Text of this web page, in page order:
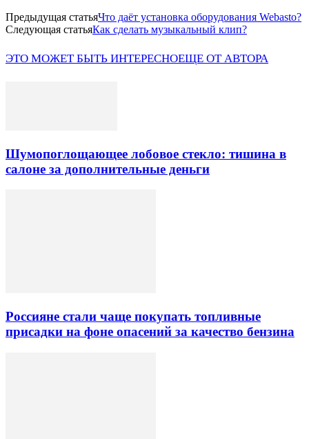
Предыдущая статьяЧто даёт установка оборудования Webasto?
Следующая статьяКак сделать музыкальный клип?
ЭТО МОЖЕТ БЫТЬ ИНТЕРЕСНОЕЩЕ ОТ АВТОРА
Шумопоглощающее лобовое стекло: тишина в
салоне за дополнительные деньги
Россияне стали чаще покупать топливные
присадки на фоне опасений за качество бензина